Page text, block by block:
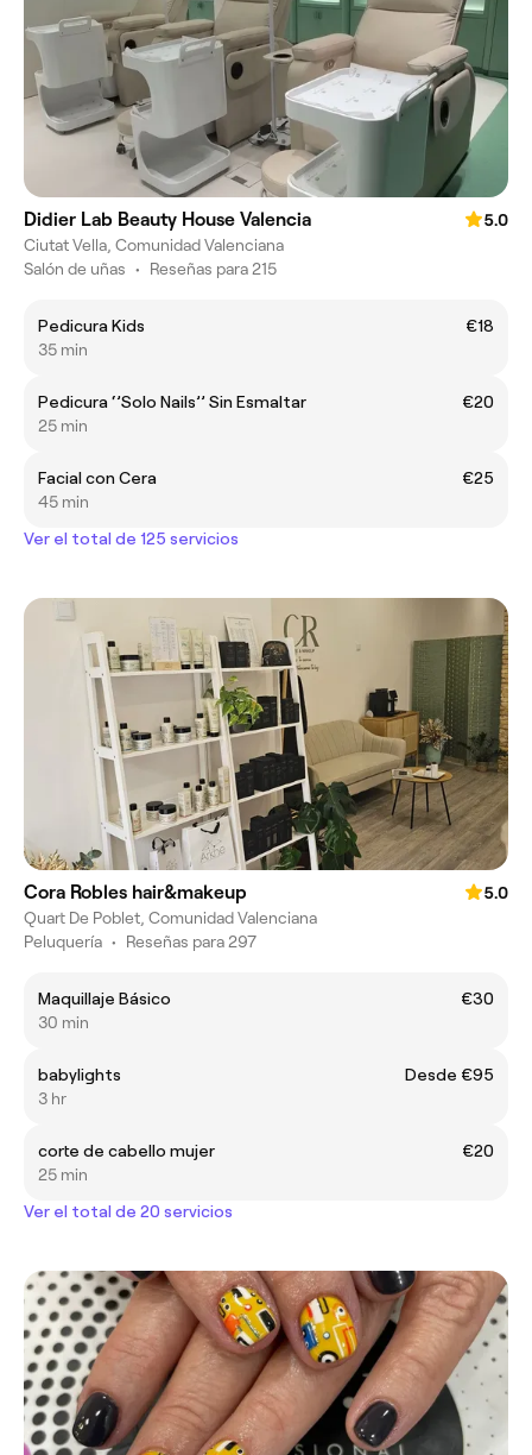
Didier Lab Beauty House Valencia
5.0
Ciutat Vella, Comunidad Valenciana
Salón de uñas • Reseñas para 215
Pedicura Kids
€18
35 min
Pedicura ‘’Solo Nails’’ Sin Esmaltar
€20
25 min
Facial con Cera
€25
45 min
Ver el total de 125 servicios
Cora Robles hair&makeup
5.0
Quart De Poblet, Comunidad Valenciana
Peluquería • Reseñas para 297
Maquillaje Básico
€30
30 min
babylights
Desde €95
3 hr
corte de cabello mujer
€20
25 min
Ver el total de 20 servicios